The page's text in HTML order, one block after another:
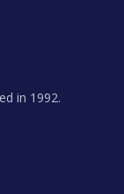
in 1992.